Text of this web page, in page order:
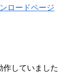
ロードページ
作していました